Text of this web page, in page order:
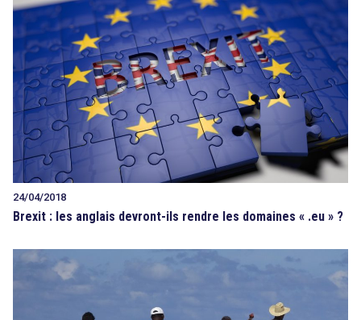
24/04/2018
Brexit : les anglais devront-ils rendre les domaines « .eu » ?